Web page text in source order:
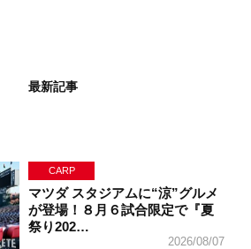
最新記事
CARP
マツダ スタジアムに“涼”グルメ
が登場！８月６試合限定で『夏
祭り202…
2026/08/07